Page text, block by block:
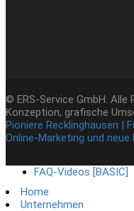
© ERS-Service GmbH. Alle
Konzeption, grafische
Pioniere Recklinghausen |
Online-Marketing und neue
FAQ-Videos [BASIC]
Home
Unternehmen